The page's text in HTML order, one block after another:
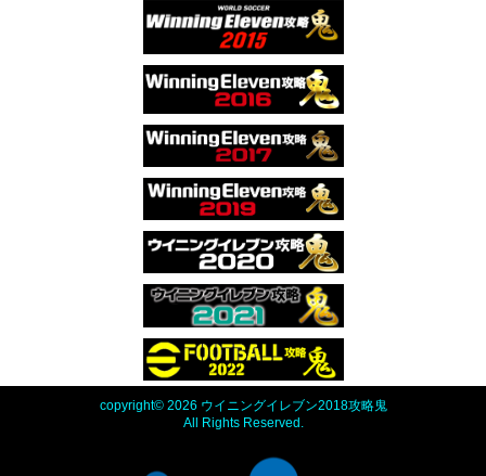
copyright© 2026 ウイニングイレブン2018攻略鬼
All Rights Reserved.